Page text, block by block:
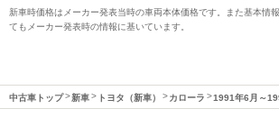
新車時価格はメーカー発表当時の車両本体価格です。また基本情
てもメーカー発表時の情報に基いています。
中古車トップ 新車 トヨタ（新車） カローラ 1991年6月～